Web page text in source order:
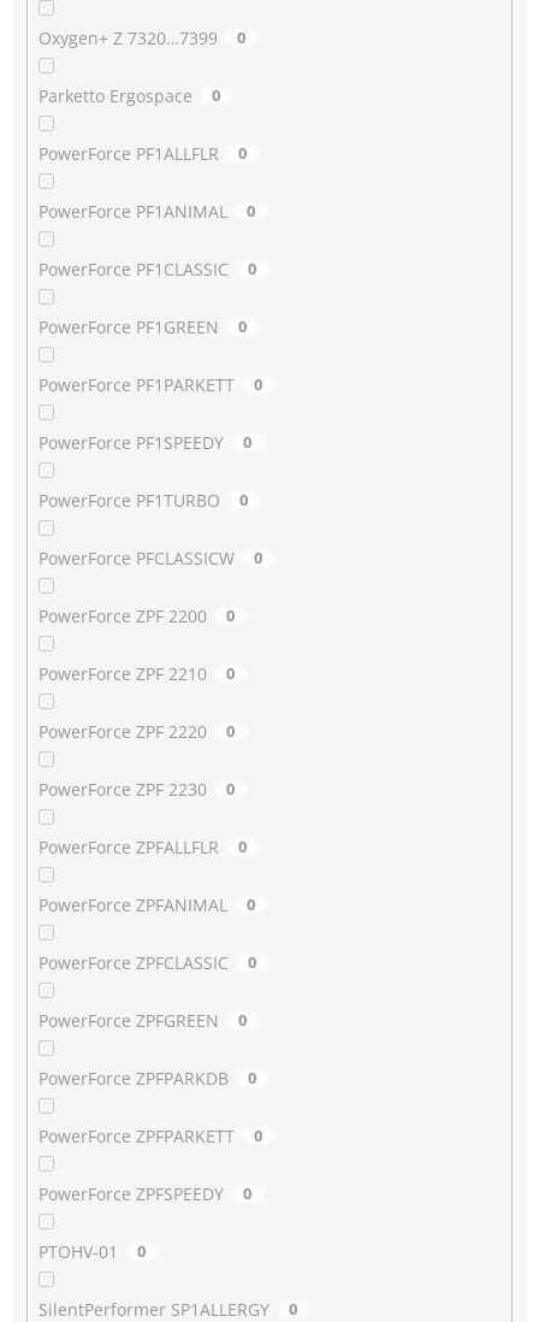
Oxygen+ Z 7320…7399 0
Parketto Ergospace 0
PowerForce PF1ALLFLR 0
PowerForce PF1ANIMAL 0
PowerForce PF1CLASSIC 0
PowerForce PF1GREEN 0
PowerForce PF1PARKETT 0
PowerForce PF1SPEEDY 0
PowerForce PF1TURBO 0
PowerForce PFCLASSICW 0
PowerForce ZPF 2200 0
PowerForce ZPF 2210 0
PowerForce ZPF 2220 0
PowerForce ZPF 2230 0
PowerForce ZPFALLFLR 0
PowerForce ZPFANIMAL 0
PowerForce ZPFCLASSIC 0
PowerForce ZPFGREEN 0
PowerForce ZPFPARKDB 0
PowerForce ZPFPARKETT 0
PowerForce ZPFSPEEDY 0
PTOHV-01 0
SilentPerformer SP1ALLERGY 0